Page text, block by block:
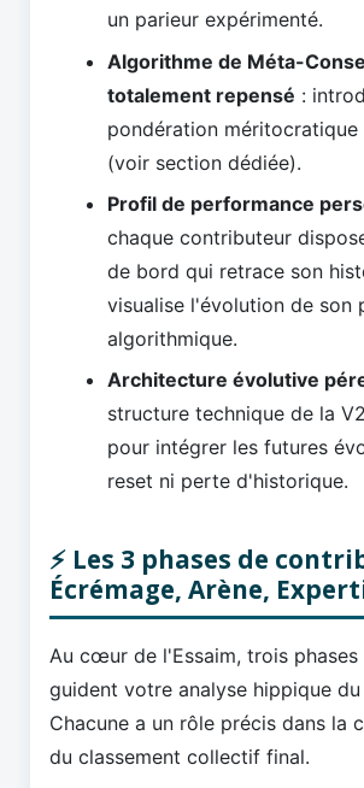
un parieur expérimenté.
Algorithme de Méta-
totalement repensé :
pondération méritocratique
(voir section dédiée).
Profil de performance
chaque contributeur
de bord qui retrace son
visualise l'évolution de son
algorithmique.
Architecture évolutive
structure technique de la
pour intégrer les futures
reset ni perte d'historique.
⚡ Les 3 phases de
Écrémage, Arène,
Au cœur de l'Essaim, trois phases
guident votre analyse hippique du
Chacune a un rôle précis dans la
du classement collectif final.